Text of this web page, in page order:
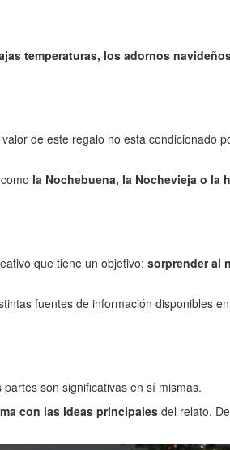
temperaturas, los adornos
de este regalo no está condicionado
la Nochebuena, la Nochevieja o la
que tiene un objetivo: sorprender al
fuentes de información disponibles en
son significativas en sí mismas.
con las ideas principalesdel relato.